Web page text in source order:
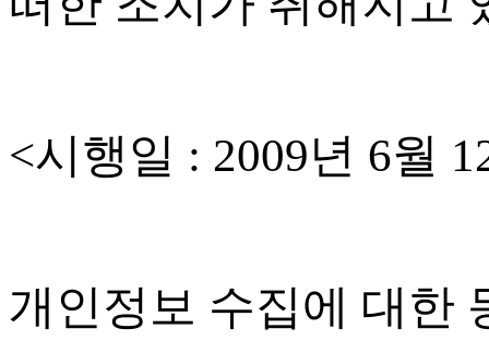
<시행일 : 2009년 6월
개인정보 수집에 대한